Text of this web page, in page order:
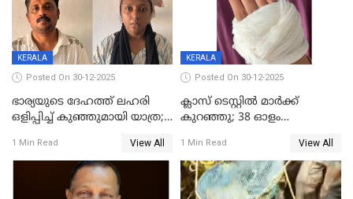
KERALA
Posted On 30-12-2025
ഭാര്യയുടെ ദേഹത്ത് ലഹരി
ഒളിപ്പിച്ച് കുഞ്ഞുമായി യാത്ര;
പിടികൂടി പൊലീസ്
1 Min Read View All
KERALA
Posted On 30-12-2025
ക്ലാസ് ടെസ്റ്റിൽ മാർക്ക്
കുറഞ്ഞു; 38 ഓളം
സെന്ററിലെ അധ്യാപകന്‍
മർദിച്ചതായി പരാതി
1 Min Read View All